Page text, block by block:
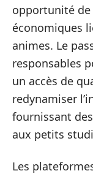
opportunité de
économiques
animes. Le
responsables
un accès de
redynamiser
fournissant
aux petits
Les